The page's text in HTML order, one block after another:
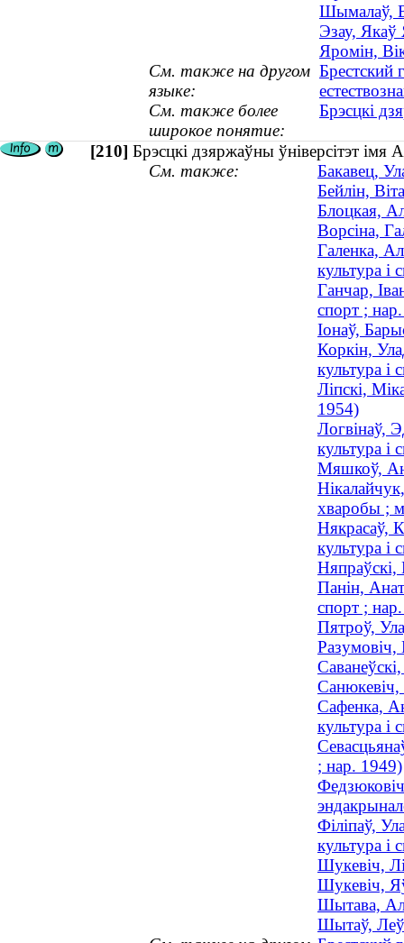
Шымалаў,
Эзау, Якаў
Яромін,
См. также на другом
языке:
Брестский
См. также более
широкое понятие:
Брэсцкі
[210] Брэсцкі дзяржаўны ўніверсітэт
См. также:
Бакавец,
Бейлін,
Блоцкая,
Ворсіна,
Галенка,
культура і
Ганчар,
спорт ;
Іонаў,
Коркін,
культура
Ліпскі,
1954)
Логвінаў,
культура і
Мяшкоў,
хваробы ;
Някрасаў,
культура і
Няпраўскі,
Панін,
спорт ;
Пятроў,
Разумовіч,
Санюкевіч,
Сафенка,
культура і
; нар. 1949)
Філіпаў,
культура і
Шукевіч,
Шукевіч,
Шытава,
Шытаў, Леў